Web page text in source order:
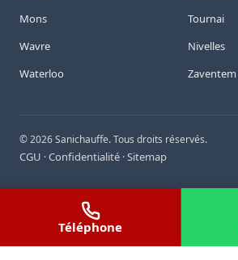
Mons
Tournai
Wavre
Nivelles
Waterloo
Zaventem
©2026Sanichauffe. Tous droits réservés.
CGU ·Confidentialité ·Sitemap